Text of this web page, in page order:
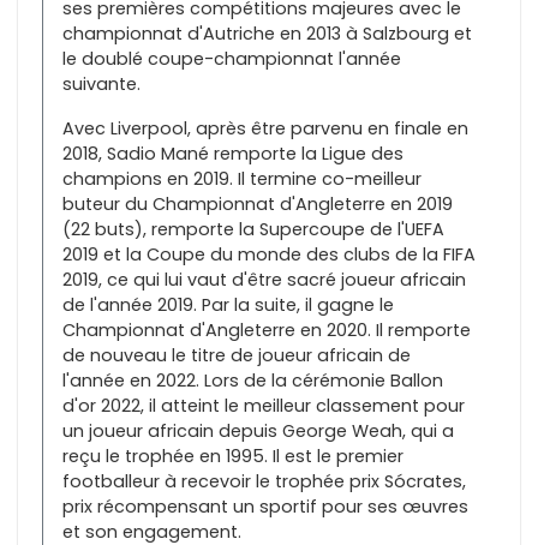
ses premières compétitions majeures avec le
championnat d'Autriche en 2013 à Salzbourg et
le doublé coupe-championnat l'année
suivante.
Avec Liverpool, après être parvenu en finale en
2018, Sadio Mané remporte la Ligue des
champions en 2019. Il termine co-meilleur
buteur du Championnat d'Angleterre en 2019
(22 buts), remporte la Supercoupe de l'UEFA
2019 et la Coupe du monde des clubs de la FIFA
2019, ce qui lui vaut d'être sacré joueur africain
de l'année 2019. Par la suite, il gagne le
Championnat d'Angleterre en 2020. Il remporte
de nouveau le titre de joueur africain de
l'année en 2022. Lors de la cérémonie Ballon
d'or 2022, il atteint le meilleur classement pour
un joueur africain depuis George Weah, qui a
reçu le trophée en 1995. Il est le premier
footballeur à recevoir le trophée prix Sócrates,
prix récompensant un sportif pour ses œuvres
et son engagement.